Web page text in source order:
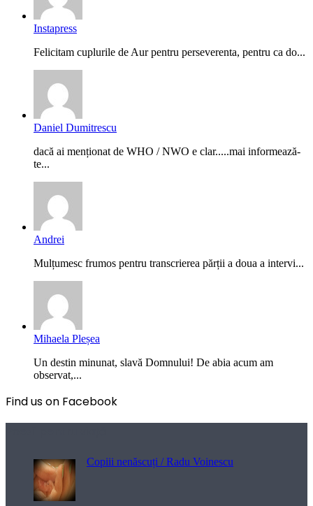
Instapress
Felicitam cuplurile de Aur pentru perseverenta, pentru ca do...
Daniel Dumitrescu
dacă ai menționat de WHO / NWO e clar.....mai informează-
te...
Andrei
Mulțumesc frumos pentru transcrierea părții a doua a intervi...
Mihaela Pleșea
Un destin minunat, slavă Domnului! De abia acum am
observat,...
Find us on Facebook
Copiii nenăscuți / Radu Voinescu